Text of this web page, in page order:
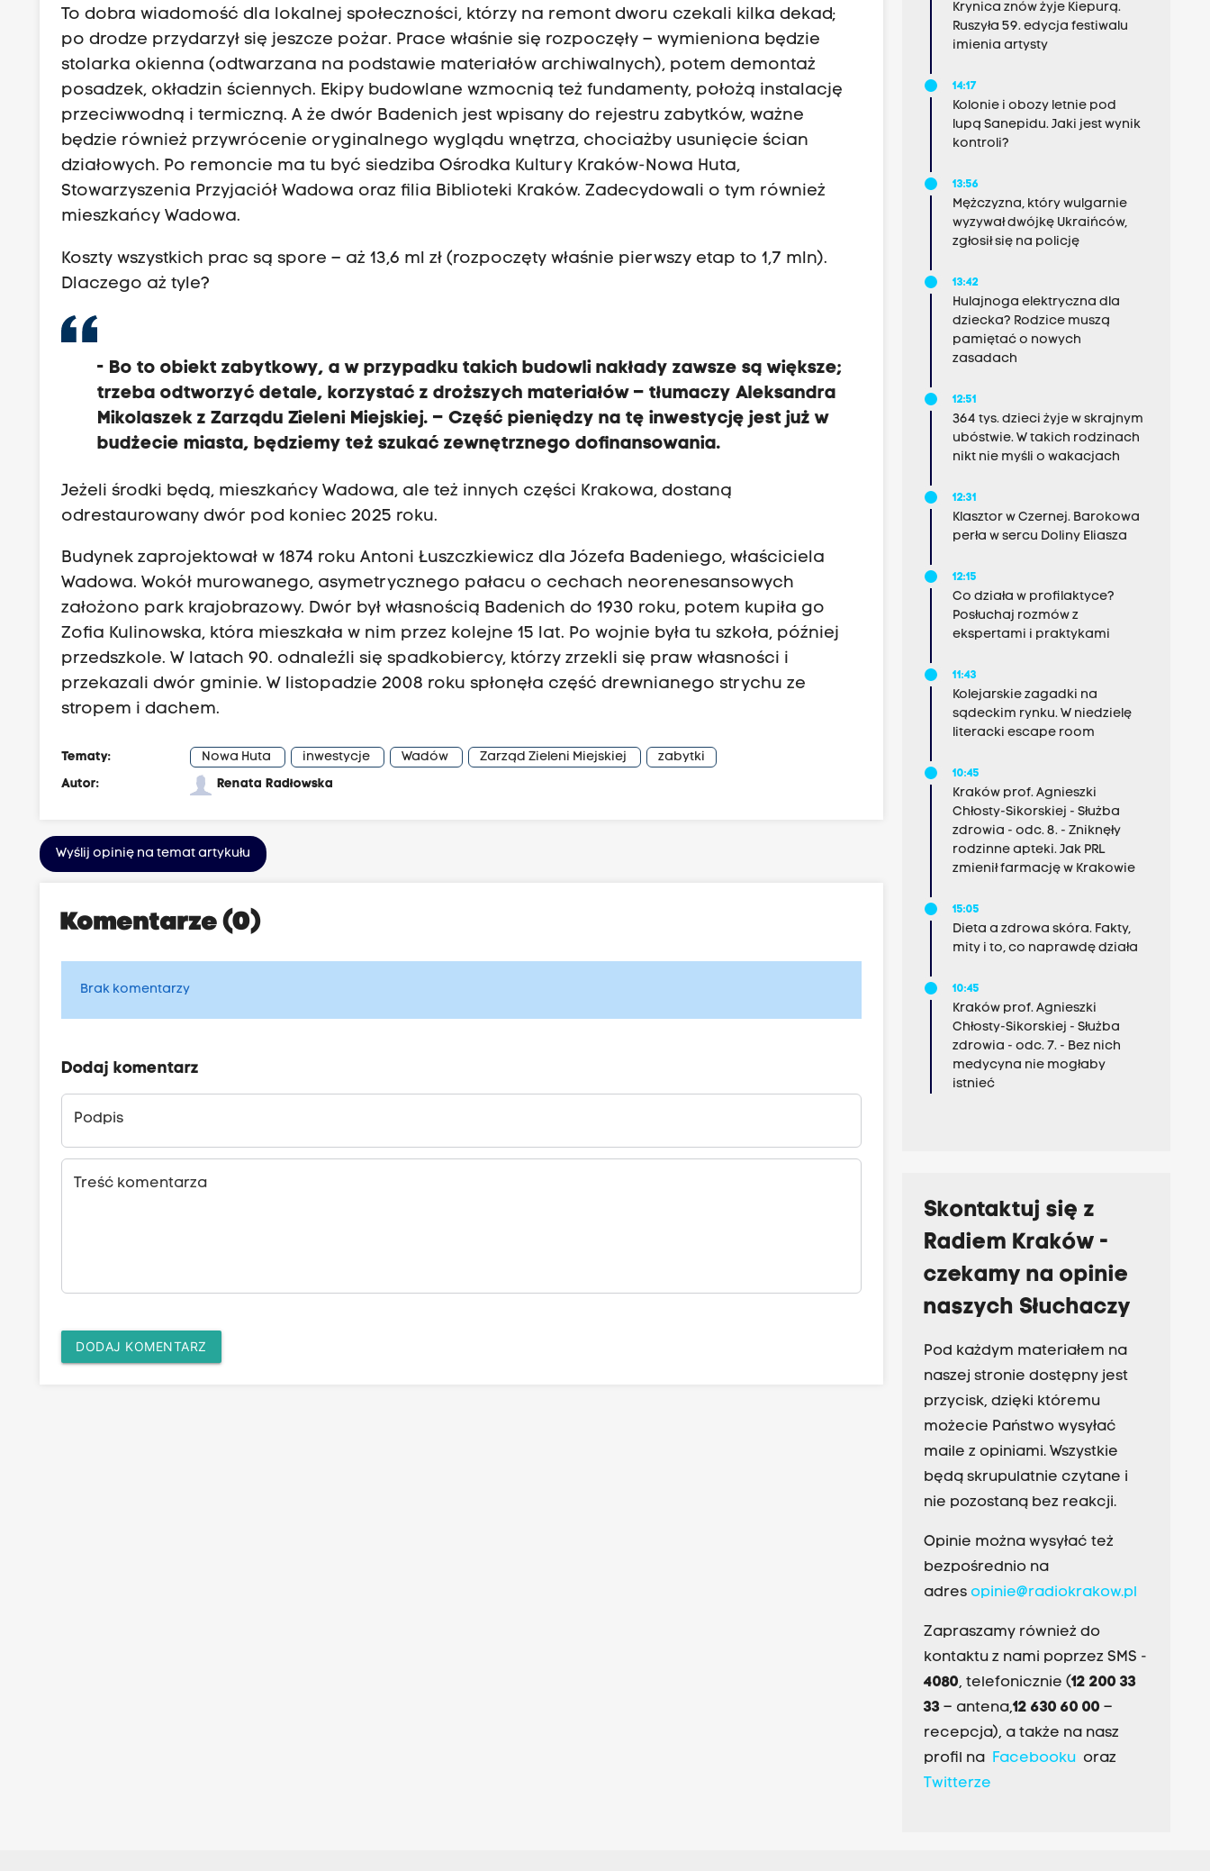
To dobra wiadomość dla lokalnej społeczności, którzy na remont dworu czekali kilka dekad;
po drodze przydarzył się jeszcze pożar. Prace właśnie się rozpoczęły – wymieniona będzie
stolarka okienna (odtwarzana na podstawie materiałów archiwalnych), potem demontaż
posadzek, okładzin ściennych. Ekipy budowlane wzmocnią też fundamenty, położą instalację
przeciwwodną i termiczną. A że dwór Badenich jest wpisany do rejestru zabytków, ważne
będzie również przywrócenie oryginalnego wyglądu wnętrza, chociażby usunięcie ścian
działowych. Po remoncie ma tu być siedziba Ośrodka Kultury Kraków-Nowa Huta,
Stowarzyszenia Przyjaciół Wadowa oraz filia Biblioteki Kraków. Zadecydowali o tym również
mieszkańcy Wadowa.
Koszty wszystkich prac są spore – aż 13,6 ml zł (rozpoczęty właśnie pierwszy etap to 1,7 mln).
Dlaczego aż tyle?
- Bo to obiekt zabytkowy, a w przypadku takich budowli nakłady zawsze są większe;
trzeba odtworzyć detale, korzystać z droższych materiałów – tłumaczy Aleksandra
Mikolaszek z Zarządu Zieleni Miejskiej. – Część pieniędzy na tę inwestycję jest już w
budżecie miasta, będziemy też szukać zewnętrznego dofinansowania.
Jeżeli środki będą, mieszkańcy Wadowa, ale też innych części Krakowa, dostaną
odrestaurowany dwór pod koniec 2025 roku.
Budynek zaprojektował w 1874 roku Antoni Łuszczkiewicz dla Józefa Badeniego, właściciela
Wadowa. Wokół murowanego, asymetrycznego pałacu o cechach neorenesansowych
założono park krajobrazowy. Dwór był własnością Badenich do 1930 roku, potem kupiła go
Zofia Kulinowska, która mieszkała w nim przez kolejne 15 lat. Po wojnie była tu szkoła, później
przedszkole. W latach 90. odnaleźli się spadkobiercy, którzy zrzekli się praw własności i
przekazali dwór gminie. W listopadzie 2008 roku spłonęła część drewnianego strychu ze
stropem i dachem.
Tematy: Nowa Huta inwestycje Wadów Zarząd Zieleni Miejskiej
zabytki
Autor:
Renata Radłowska
Wyślij opinię na temat artykułu
Komentarze (0)
Brak komentarzy
Dodaj komentarz
Podpis
Treść komentarza
DODAJ KOMENTARZ
Krynica znów żyje Kiepurą.
Ruszyła 59. edycja festiwalu
imienia artysty
14:17
Kolonie i obozy letnie pod
lupą Sanepidu. Jaki jest wynik
kontroli?
13:56
Mężczyzna, który wulgarnie
wyzywał dwójkę Ukraińców,
zgłosił się na policję
13:42
Hulajnoga elektryczna dla
dziecka? Rodzice muszą
pamiętać o nowych
zasadach
12:51
364 tys. dzieci żyje w skrajnym
ubóstwie. W takich rodzinach
nikt nie myśli o wakacjach
12:31
Klasztor w Czernej. Barokowa
perła w sercu Doliny Eliasza
12:15
Co działa w profilaktyce?
Posłuchaj rozmów z
ekspertami i praktykami
11:43
Kolejarskie zagadki na
sądeckim rynku. W niedzielę
literacki escape room
10:45
Kraków prof. Agnieszki
Chłosty-Sikorskiej - Służba
zdrowia - odc. 8. - Zniknęły
rodzinne apteki. Jak PRL
zmienił farmację w Krakowie
15:05
Dieta a zdrowa skóra. Fakty,
mity i to, co naprawdę działa
10:45
Kraków prof. Agnieszki
Chłosty-Sikorskiej - Służba
zdrowia - odc. 7. - Bez nich
medycyna nie mogłaby
istnieć
Skontaktuj się z
Radiem Kraków -
czekamy na opinie
naszych Słuchaczy
Pod każdym materiałem na
naszej stronie dostępny jest
przycisk, dzięki któremu
możecie Państwo wysyłać
maile z opiniami. Wszystkie
będą skrupulatnie czytane i
nie pozostaną bez reakcji.
Opinie można wysyłać też
bezpośrednio na
adres opinie@radiokrakow.pl
Zapraszamy również do
kontaktu z nami poprzez SMS -
4080, telefonicznie (12 200 33
33– antena,12 630 60 00 –
recepcja), a także na nasz
profil na Facebookuoraz
Twitterze